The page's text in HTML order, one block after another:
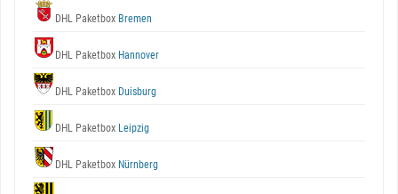
DHL Paketbox Bremen
DHL Paketbox Hannover
DHL Paketbox Duisburg
DHL Paketbox Leipzig
DHL Paketbox Nürnberg